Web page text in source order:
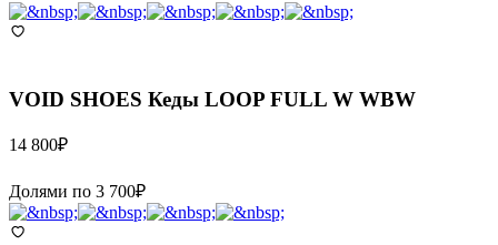
VOID SHOES Кеды LOOP FULL W WBW
14 800₽
Долями по 3 700₽